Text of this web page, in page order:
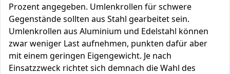
Prozent angegeben. Umlenkrollen für schwere
Gegenstände sollten aus Stahl gearbeitet sein.
Umlenkrollen aus Aluminium und Edelstahl können
zwar weniger Last aufnehmen, punkten dafür aber
mit einem geringen Eigengewicht. Je nach
Einsatzzweck richtet sich demnach die Wahl des